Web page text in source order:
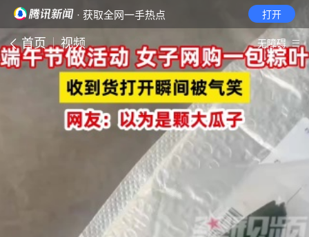
· 获取全网一手热点 打开
首页 视频 无障碍